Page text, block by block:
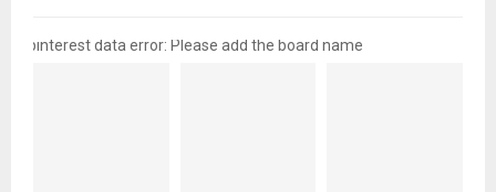
pinterest data error: Please add the board name